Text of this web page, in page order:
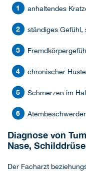
anhaltendes
ständiges Gefühl,
chronischer
Schmerzen im
Diagnose von
Nase, Schilddrüse
Der Facharzt